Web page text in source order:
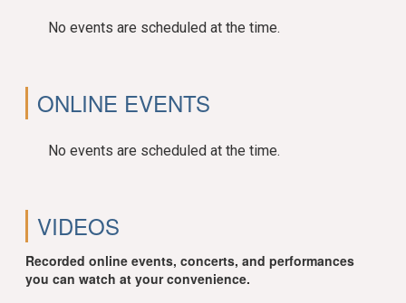
No events are scheduled at the time.
ONLINE EVENTS
No events are scheduled at the time.
VIDEOS
Recorded online events, concerts, and performances
you can watch at your convenience.